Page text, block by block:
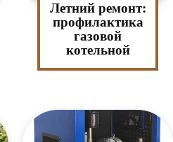
Летний ремонт:
профилактика
газовой
котельной